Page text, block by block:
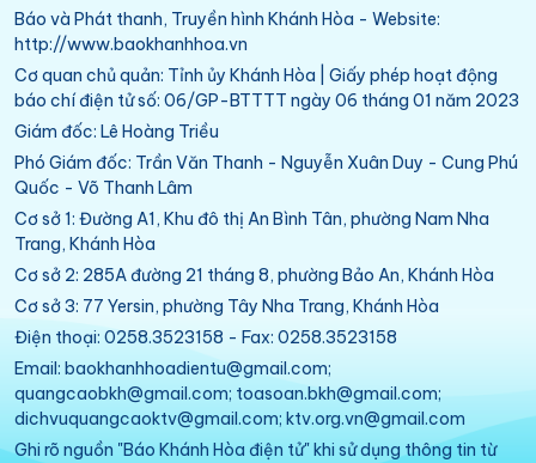
Báo và Phát thanh, Truyền hình Khánh Hòa - Website:
http://www.baokhanhhoa.vn
Cơ quan chủ quản: Tỉnh ủy Khánh Hòa | Giấy phép hoạt động
báo chí điện tử số: 06/GP-BTTTT ngày 06 tháng 01 năm 2023
Giám đốc: Lê Hoàng Triều
Phó Giám đốc: Trần Văn Thanh - Nguyễn Xuân Duy - Cung Phú
Quốc - Võ Thanh Lâm
Cơ sở 1: Đường A1, Khu đô thị An Bình Tân, phường Nam Nha
Trang, Khánh Hòa
Cơ sở 2: 285A đường 21 tháng 8, phường Bảo An, Khánh Hòa
Cơ sở 3: 77 Yersin, phường Tây Nha Trang, Khánh Hòa
Điện thoại: 0258.3523158 - Fax: 0258.3523158
Email: baokhanhhoadientu@gmail.com;
quangcaobkh@gmail.com; toasoan.bkh@gmail.com;
dichvuquangcaoktv@gmail.com; ktv.org.vn@gmail.com
Ghi rõ nguồn "Báo Khánh Hòa điện tử" khi sử dụng thông tin từ